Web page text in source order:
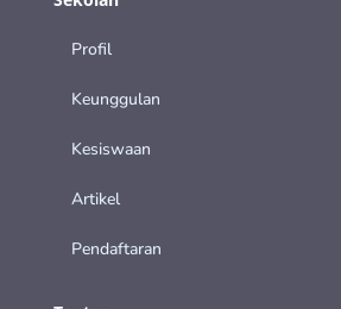
Profil
Keunggulan
Kesiswaan
Artikel
Pendaftaran